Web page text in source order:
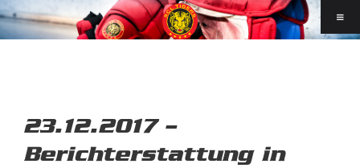
23.12.2017 –
Berichterstattung in